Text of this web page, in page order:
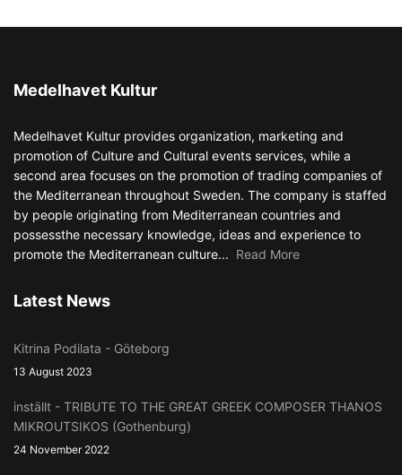
Medelhavet Kultur
Medelhavet Kultur provides organization, marketing and
promotion of Culture and Cultural events services, while a
second area focuses on the promotion of trading companies of
the Mediterranean throughout Sweden. The company is staffed
by people originating from Mediterranean countries and
possessthe necessary knowledge, ideas and experience to
promote the Mediterranean culture... Read More
Latest News
Kitrina Podilata - Göteborg
13 August 2023
inställt - TRIBUTE TO THE GREAT GREEK COMPOSER THANOS
MIKROUTSIKOS (Gothenburg)
24 November 2022